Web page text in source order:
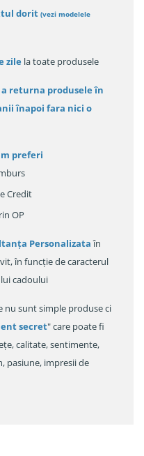
dorit (vezi modelele
zile la toate produsele
returna produsele în
înapoi fara nici o
preferi
Credit
OP
Personalizataîn
în funcție de caracterul
cadoului
nu sunt simple produse ci
secret" care poate fi
calitate, sentimente,
pasiune, impresii de